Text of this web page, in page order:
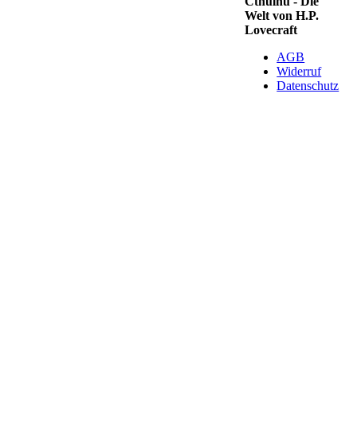
Welt von H.P.
Lovecraft
AGB
Widerruf
Datenschutz